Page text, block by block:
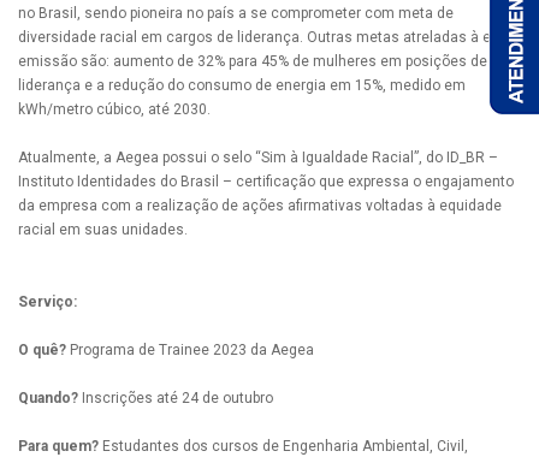
no Brasil, sendo pioneira no país a se comprometer com meta de
diversidade racial em cargos de liderança. Outras metas atreladas à essa
emissão são: aumento de 32% para 45% de mulheres em posições de
liderança e a redução do consumo de energia em 15%, medido em
kWh/metro cúbico, até 2030.
Atualmente, a Aegea possui o selo “Sim à Igualdade Racial”, do ID_BR –
Instituto Identidades do Brasil – certificação que expressa o engajamento
da empresa com a realização de ações afirmativas voltadas à equidade
racial em suas unidades.
Serviço:
O quê? Programa de Trainee 2023 da Aegea
Quando? Inscrições até 24 de outubro
Para quem? Estudantes dos cursos de Engenharia Ambiental, Civil,